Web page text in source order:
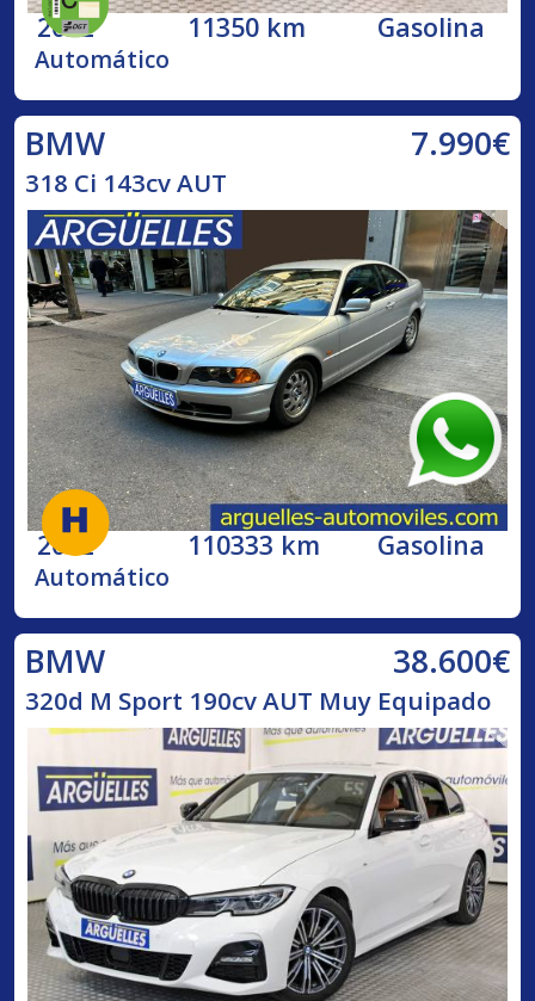
2022 11350 km Gasolina
Automático
BMW 7.990€
318 Ci 143cv AUT
2002 110333 km Gasolina
Automático
BMW 38.600€
320d M Sport 190cv AUT Muy Equipado